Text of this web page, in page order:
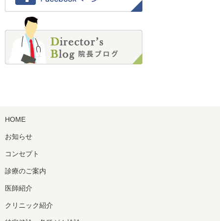
2022年1月 (2)
2021年12月 (3)
2021年11月 (5)
2021年10月 (6)
2021年5月 (1)
2021年4月 (2)
2021年3月 (2)
2021年1月 (2)
2020年12月 (3)
HOME
お知らせ
コンセプト
診療のご案内
医師紹介
クリニック紹介